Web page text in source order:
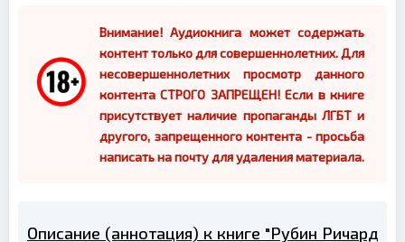
Внимание! Аудиокнига может содержать
контент только для совершеннолетних. Для
несовершеннолетних просмотр данного
контента СТРОГО ЗАПРЕЩЕН! Если в книге
присутствует наличие пропаганды ЛГБТ и
другого, запрещенного контента - просьба
написать на почту для удаления материала.
Описание (аннотация) к книге "Рубин Ричард